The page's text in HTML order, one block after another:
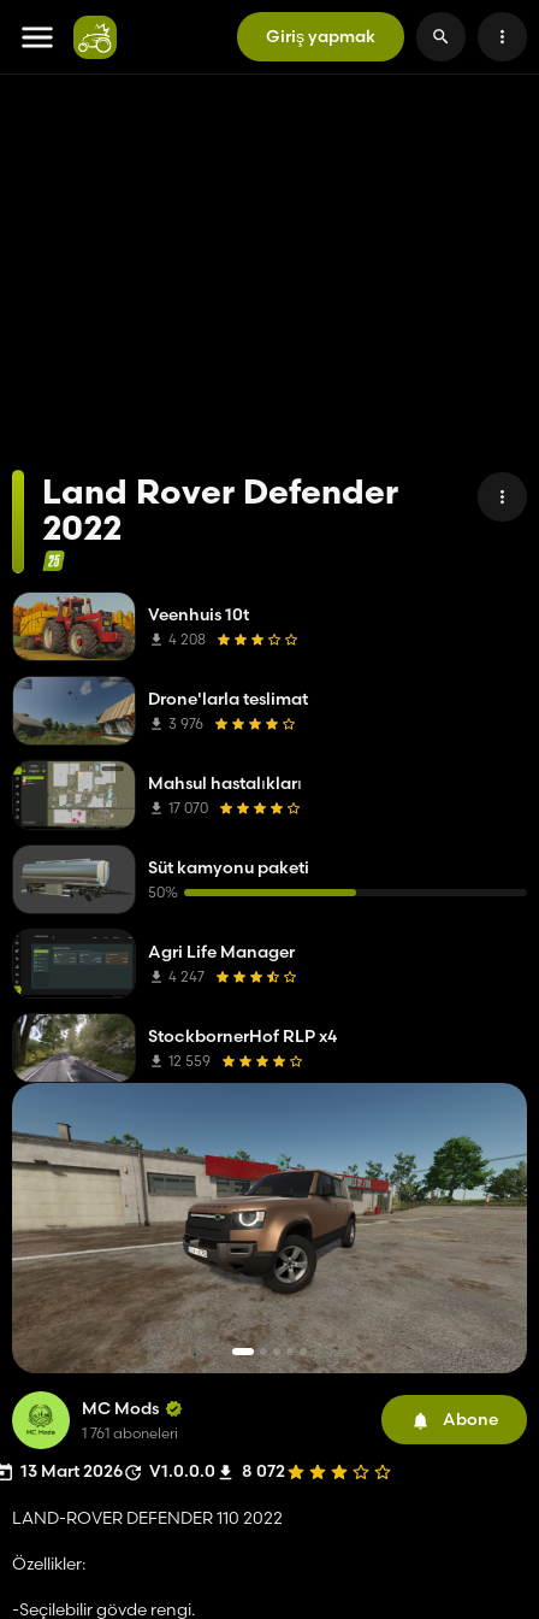
Giriş yapmak
Land Rover Defender
2022
MC Mods
1 761 aboneleri
Abone
13 Mart 2026 V1.0.0.0 8 072
LAND-ROVER DEFENDER 110 2022
Özellikler:
-Seçilebilir gövde rengi.
Veenhuis 10t
4 208
Drone'larla teslimat
3 976
Mahsul hastalıkları
17 070
Süt kamyonu paketi
50%
Agri Life Manager
4 247
StockbornerHof RLP x4
12 559